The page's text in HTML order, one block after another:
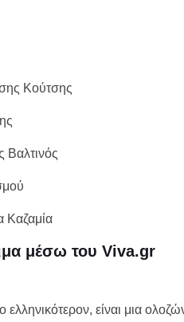
Κούτσης
Βαλτινός
Καζαμία
μέσω του Viva.gr
είναι μια